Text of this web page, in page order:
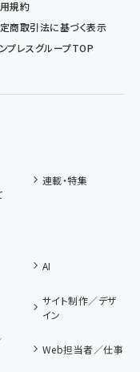
規約
商取引法に基づく表示
プレスグループTOP
連載・特集
AI
サイト制作／デザ
イン
Web担当者／仕事